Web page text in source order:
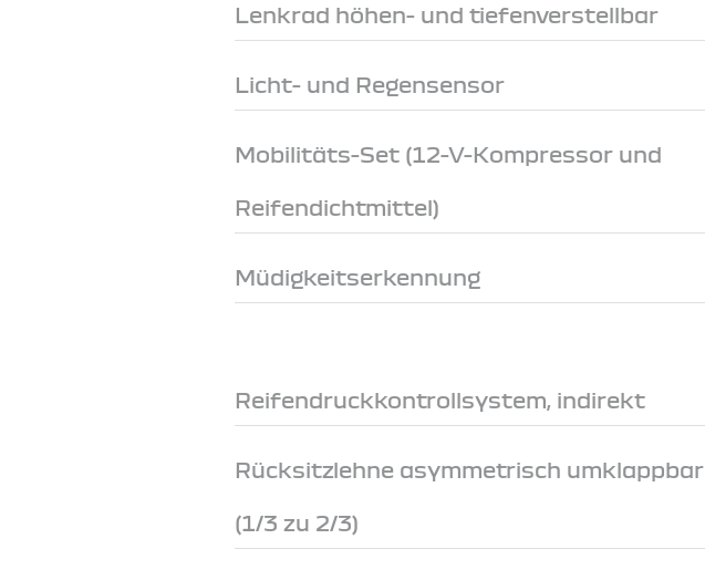
Lenkrad höhen- und tiefenverstellbar
Licht- und Regensensor
Mobilitäts-Set (12-V-Kompressor und
Reifendichtmittel)
Müdigkeitserkennung
Reifendruckkontrollsystem, indirekt
Rücksitzlehne asymmetrisch umklappbar
(1/3 zu 2/3)